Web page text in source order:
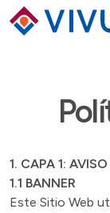
1. CAPA 1:
1.1 BANNER
Este Sitio Web